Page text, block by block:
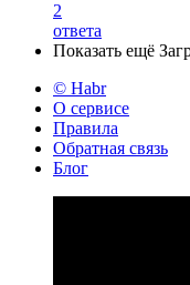
2
ответа
Показать ещё
© Habr
О сервисе
Правила
Обратная связь
Блог